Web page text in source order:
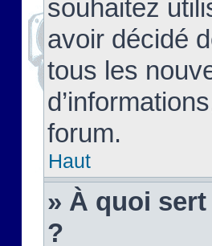
souhaitez
avoir décidé
tous les
forum.
Haut
» À quoi
?